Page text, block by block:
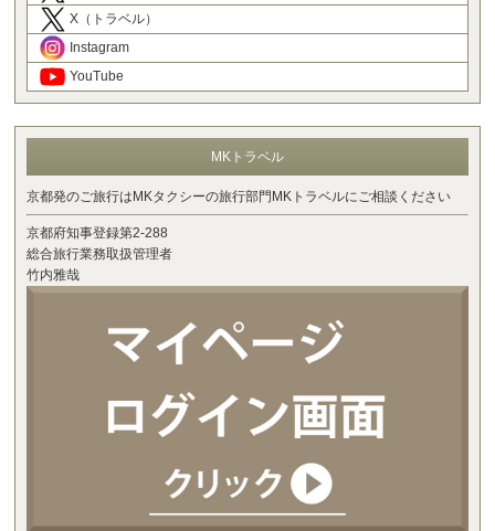
X（トラベル）
Instagram
YouTube
MKトラベル
京都発のご旅行はMKタクシーの旅行部門MKトラベルにご相談ください
京都府知事登録第2-288
総合旅行業務取扱管理者
竹内雅哉